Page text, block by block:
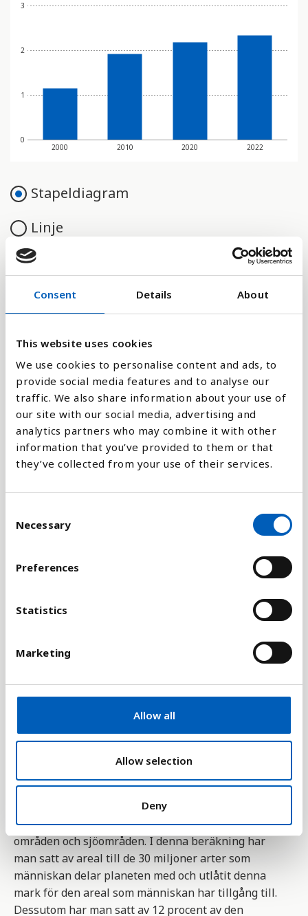
Consent Details About
This website uses cookies
We use cookies to personalise content and ads, to
provide social media features and to analyse our
traffic. We also share information about your use of
our site with our social media, advertising and
analytics partners who may combine it with other
information that you’ve provided to them or that
they’ve collected from your use of their services.
Necessary
Preferences
Statistics
Marketing
Allow all
Allow selection
Deny
0
1
2
3
2000 2010 2020 2022
Stapeldiagram
Linje
Platt
Jämför med:
Förklaring
EF mäts i arealenheter, det vill säga den areal som
är nödvändig för att naturen ska kunna förnya de
utvecklat för att kunna mäta flera av begreppets
Hur stort fotavtryck som varje person kan sätta på
förringas, beror på hur många människor vi är. Ju
person. Världens totala fotavtryck är beroende av
världens befolkningsstorlek,
resurseffektivitet.
Indikatorn tar sin utgångspunkt i att alla
människor har tillräckligt mängd plats eller
resurser att använda. År 2001 var denna areal 1,8
man lagt samman all produktiv areal över hela
världen och delat den på antalet invånare. Man har
inkluderat odlingsbar mark, betesmark, bebyggda
områden och sjöområden. I denna beräkning har
man satt av areal till de 30 miljoner arter som
människan delar planeten med och utlåtit denna
mark för den areal som människan har tillgång till.
Dessutom har man satt av 12 procent av den